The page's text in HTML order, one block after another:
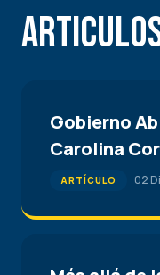
Gobierno
Carolina
ARTÍCULO 02